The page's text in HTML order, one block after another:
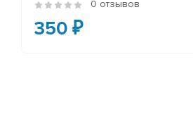
0 отзывов
350 ₽